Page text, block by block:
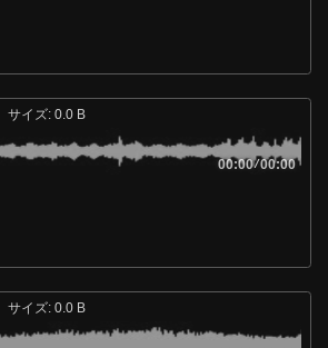
サイズ: 0.0 B
00:00/00:00
サイズ: 0.0 B